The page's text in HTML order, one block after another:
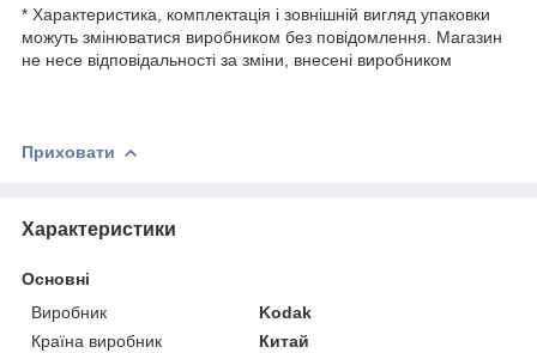
* Характеристика, комплектація і зовнішній вигляд упаковки
можуть змінюватися виробником без повідомлення. Магазин
не несе відповідальності за зміни, внесені виробником
Приховати
Характеристики
Основні
Виробник
Kodak
Країна виробник
Китай